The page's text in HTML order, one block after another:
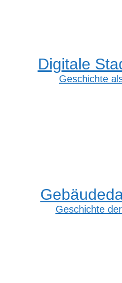
Digitale
Geschichte
Geschichte